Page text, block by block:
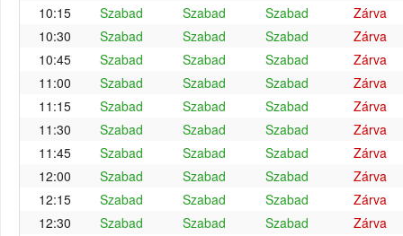
10:15
Szabad Szabad Szabad
Zárva
10:30
Szabad Szabad Szabad
Zárva
10:45
Szabad Szabad Szabad
Zárva
11:00
Szabad Szabad Szabad
Zárva
11:15
Szabad Szabad Szabad
Zárva
11:30
Szabad Szabad Szabad
Zárva
11:45
Szabad Szabad Szabad
Zárva
12:00
Szabad Szabad Szabad
Zárva
12:15
Szabad Szabad Szabad
Zárva
12:30
Szabad Szabad Szabad
Zárva